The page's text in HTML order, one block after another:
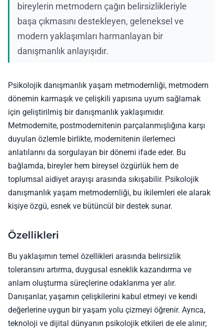
bireylerin metmodern çağın belirsizlikleriyle
başa çıkmasını destekleyen, geleneksel ve
modern yaklaşımları harmanlayan bir
danışmanlık anlayışıdır.
Psikolojik danışmanlık yaşam metmodernliği, metmodern
dönemin karmaşık ve çelişkili yapısına uyum sağlamak
için geliştirilmiş bir danışmanlık yaklaşımıdır.
Metmodernite, postmodernitenin parçalanmışlığına karşı
duyulan özlemle birlikte, modernitenin ilerlemeci
anlatılarını da sorgulayan bir dönemi ifade eder. Bu
bağlamda, bireyler hem bireysel özgürlük hem de
toplumsal aidiyet arayışı arasında sıkışabilir. Psikolojik
danışmanlık yaşam metmodernliği, bu ikilemleri ele alarak
kişiye özgü, esnek ve bütüncül bir destek sunar.
Özellikleri
Bu yaklaşımın temel özellikleri arasında belirsizlik
toleransını artırma, duygusal esneklik kazandırma ve
anlam oluşturma süreçlerine odaklanma yer alır.
Danışanlar, yaşamın çelişkilerini kabul etmeyi ve kendi
değerlerine uygun bir yaşam yolu çizmeyi öğrenir. Ayrıca,
teknoloji ve dijital dünyanın psikolojik etkileri de ele alınır;